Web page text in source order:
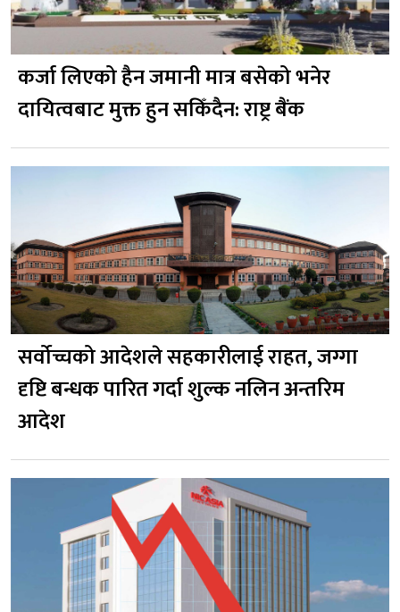
कर्जा लिएको हैन जमानी मात्र बसेको भनेर
दायित्वबाट मुक्त हुन सकिँदैन: राष्ट्र बैंक
सर्वोच्चको आदेशले सहकारीलाई राहत, जग्गा
दृष्टि बन्धक पारित गर्दा शुल्क नलिन अन्तरिम
आदेश